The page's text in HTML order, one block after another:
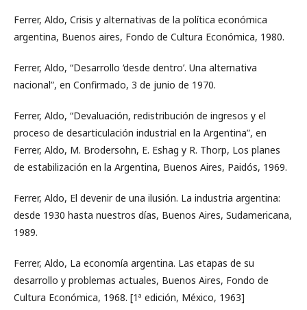
Ferrer, Aldo, Crisis y alternativas de la política económica
argentina, Buenos aires, Fondo de Cultura Económica, 1980.
Ferrer, Aldo, “Desarrollo ‘desde dentro’. Una alternativa
nacional”, en Confirmado, 3 de junio de 1970.
Ferrer, Aldo, “Devaluación, redistribución de ingresos y el
proceso de desarticulación industrial en la Argentina”, en
Ferrer, Aldo, M. Brodersohn, E. Eshag y R. Thorp, Los planes
de estabilización en la Argentina, Buenos Aires, Paidós, 1969.
Ferrer, Aldo, El devenir de una ilusión. La industria argentina:
desde 1930 hasta nuestros días, Buenos Aires, Sudamericana,
1989.
Ferrer, Aldo, La economía argentina. Las etapas de su
desarrollo y problemas actuales, Buenos Aires, Fondo de
Cultura Económica, 1968. [1ª edición, México, 1963]